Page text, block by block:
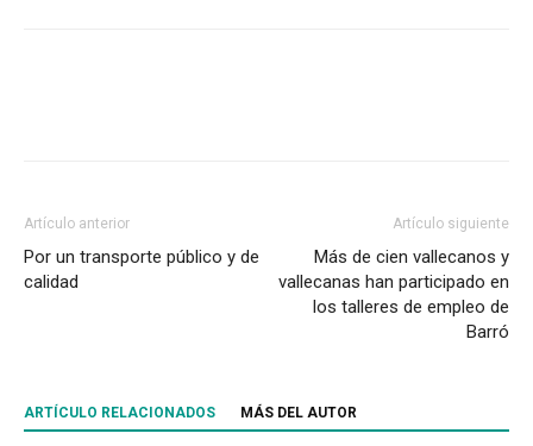
Artículo anterior
Por un transporte público y de
calidad
Artículo siguiente
Más de cien vallecanos y
vallecanas han participado en
los talleres de empleo de
Barró
ARTÍCULO RELACIONADOS MÁS DEL AUTOR